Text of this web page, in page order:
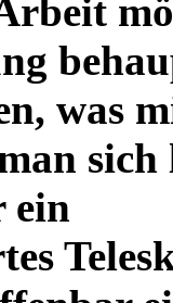
was
sich
ein